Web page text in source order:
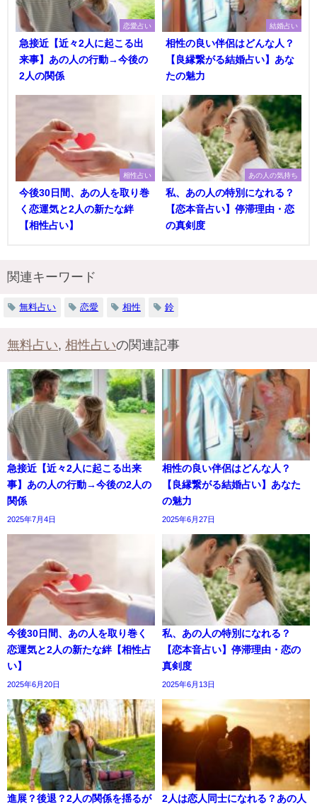
恋愛占い
急接近【近々2人に起こる出
来事】あの人の行動→今後の
2人の関係
結婚占い
相性の良い伴侶はどんな人？
【良縁繋がる結婚占い】あな
たの魅力
相性占い
今後30日間、あの人を取り巻
く恋運気と2人の新たな絆
【相性占い】
あの人の気持ち
私、あの人の特別になれる？
【恋本音占い】停滞理由・恋
の真剣度
関連キーワード
無料占い 恋愛 相性 鈴
無料占い, 相性占いの関連記事
急接近【近々2人に起こる出来
事】あの人の行動→今後の2人の
関係
2025年7月4日
相性の良い伴侶はどんな人？
【良縁繋がる結婚占い】あなた
の魅力
2025年6月27日
今後30日間、あの人を取り巻く
恋運気と2人の新たな絆【相性占
い】
2025年6月20日
私、あの人の特別になれる？
【恋本音占い】停滞理由・恋の
真剣度
2025年6月13日
進展？後退？2人の関係を揺るが
2人は恋人同士になれる？あの人